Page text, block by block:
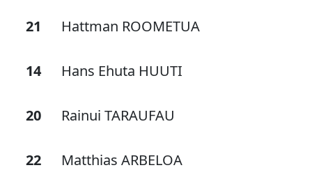
21 Hattman ROOMETUA
14 Hans Ehuta HUUTI
20 Rainui TARAUFAU
22 Matthias ARBELOA